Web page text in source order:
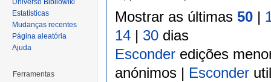
Mostrar as últimas 50|
14| 30dias
Esconderedições
anónimos | Esconder
Estatísticas
Mudanças recentes
Página aleatória
Ajuda
Ferramentas